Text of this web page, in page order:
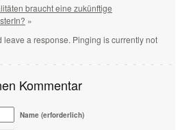
braucht eine zukünftige
»
leave a response. Pinging is currently not
Kommentar
Name (erforderlich)